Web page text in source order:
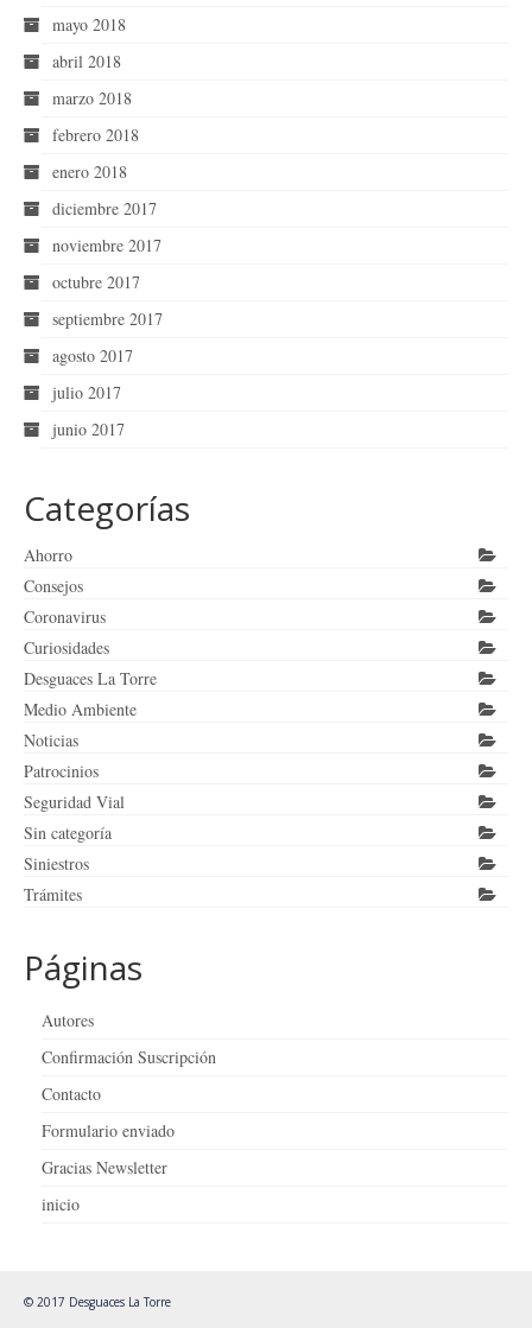
mayo 2018
abril 2018
marzo 2018
febrero 2018
enero 2018
diciembre 2017
noviembre 2017
octubre 2017
septiembre 2017
agosto 2017
julio 2017
junio 2017
Categorías
Ahorro
Consejos
Coronavirus
Curiosidades
Desguaces La Torre
Medio Ambiente
Noticias
Patrocinios
Seguridad Vial
Sin categoría
Siniestros
Trámites
Páginas
Autores
Confirmación Suscripción
Contacto
Formulario enviado
Gracias Newsletter
inicio
© 2017 Desguaces La Torre